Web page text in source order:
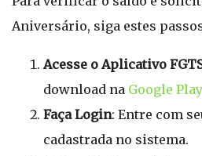
Aniversário, siga estes
Acesse o Aplicativo
download na Google Play
Faça Login: Entre com
cadastrada no sistema.